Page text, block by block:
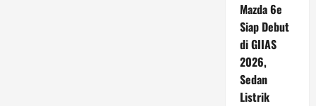
Mazda 6e
Siap Debut
di GIIAS
2026,
Sedan
Listrik